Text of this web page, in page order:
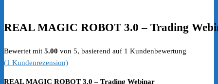
REAL MAGIC ROBOT 3.0 – Trading
Bewertet mit 5.00 von 5, basierend auf 1 Kundenbewertung
(1 Kundenrezension)
REAL MAGIC ROBOT 3.0 – Trading Webinar